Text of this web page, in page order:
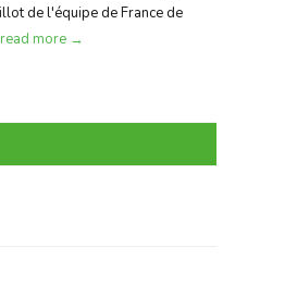
de l'équipe de France de
read more →